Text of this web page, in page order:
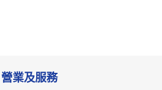
營業及服務